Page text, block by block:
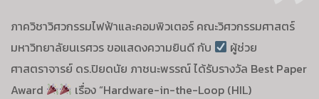
ภาควิชาวิศวกรรมไฟฟ้าและคอมพิวเตอร์ คณะวิศวกรรมศาสตร์
มหาวิทยาลัยนเรศวร ขอแสดงความยินดี กับ
ผู้ช่วย
ศาสตราจารย์ ดร.ปิยดนัย ภาชนะพรรณ์ได้รับรางวัล Best Paper
Award
เรื่อง “Hardware-in-the-Loop (HIL)